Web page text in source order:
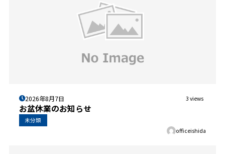
2026年8月7日 3 views
お盆休業のお知らせ
未分類
officeishida